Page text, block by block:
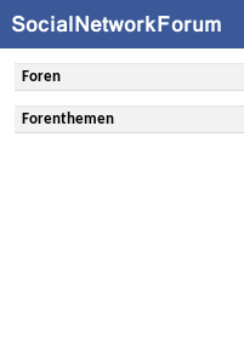
Foren
Forenthemen